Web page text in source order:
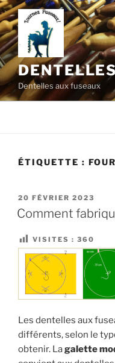
Aller
au
contenu
principal
Dentelles aux fuseaux
ÉTIQUETTE :
PUBLIÉ
LE
20 FÉVRIER 2023
Comment
VISITES : 360
Les dentelles aux
différents, selon le
obtenir. Lagalette